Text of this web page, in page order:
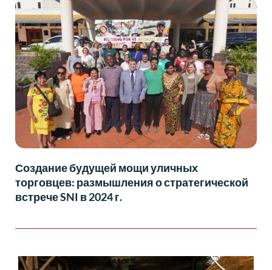
Создание будущей мощи уличных
торговцев: размышления о стратегической
встрече SNI в 2024 г.